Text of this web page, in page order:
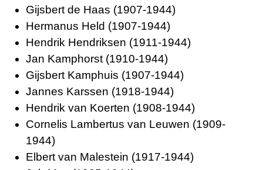
Gijsbert de Haas (1907-1944)
Hermanus Held (1907-1944)
Hendrik Hendriksen (1911-1944)
Jan Kamphorst (1910-1944)
Gijsbert Kamphuis (1907-1944)
Jannes Karssen (1918-1944)
Hendrik van Koerten (1908-1944)
Cornelis Lambertus van Leuwen (1909-
1944)
Elbert van Malestein (1917-1944)